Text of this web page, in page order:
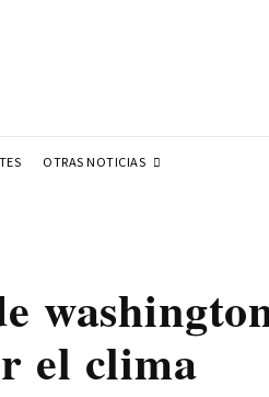
OTRAS NOTICIAS
el clima